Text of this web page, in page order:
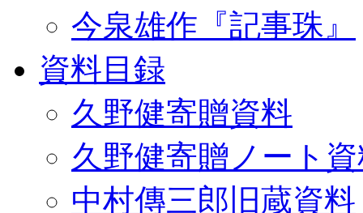
今泉雄作『記事珠』
資料目録
久野健寄贈資料
久野健寄贈ノート
中村傳三郎旧蔵資料